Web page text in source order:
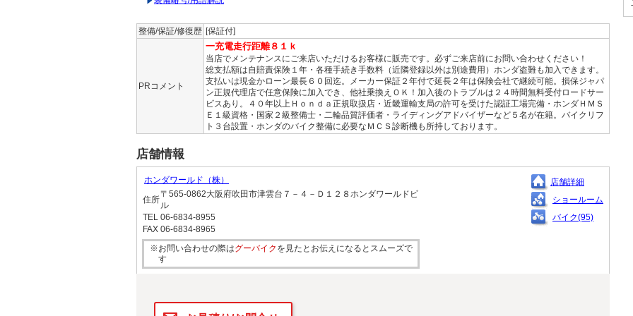
整備/保証/修復歴 [保証付]
PRコメント
一充電走行距離８１ｋ
当店でメンテナンスにご来店いただけるお客様に販売です。必ずご来店前にお問い合わせください！
総支払額は自賠責保険１年・各種手続き手数料（近隣登録以外は別途費用）ホンダ盗難も加入できます。
支払いは現金かローン最長６０回迄。メーカー保証２年付で延長２年は保険会社で継続可能。損保ジャパ
ン正規代理店で任意保険に加入でき、他社乗換えＯＫ！加入後のトラブルは２４時間無料受付ロードサー
ビスあり。４０年以上Ｈｏｎｄａ正規取扱店・近畿運輸支局の許可を受けた認証工場完備・ホンダＨＭＳ
Ｅ１級資格・国家２級整備士・二輪品質評価者・ライディングアドバイザーなど５名が在籍。バイクリフ
ト３台設置・ホンダのバイク整備に必要なＭＣＳ診断機も所持しております。
店舗情報
ホンダワールド（株）
住所
〒565-0862大阪府吹田市津雲台７－４－Ｄ１２８ホンダワールドビ
ル
TEL 06-6834-8955
FAX 06-6834-8965
※お問い合わせの際はグーバイク を見たとお伝えになるとスムーズで
す
店舗詳細
ショールーム
バイク(95)